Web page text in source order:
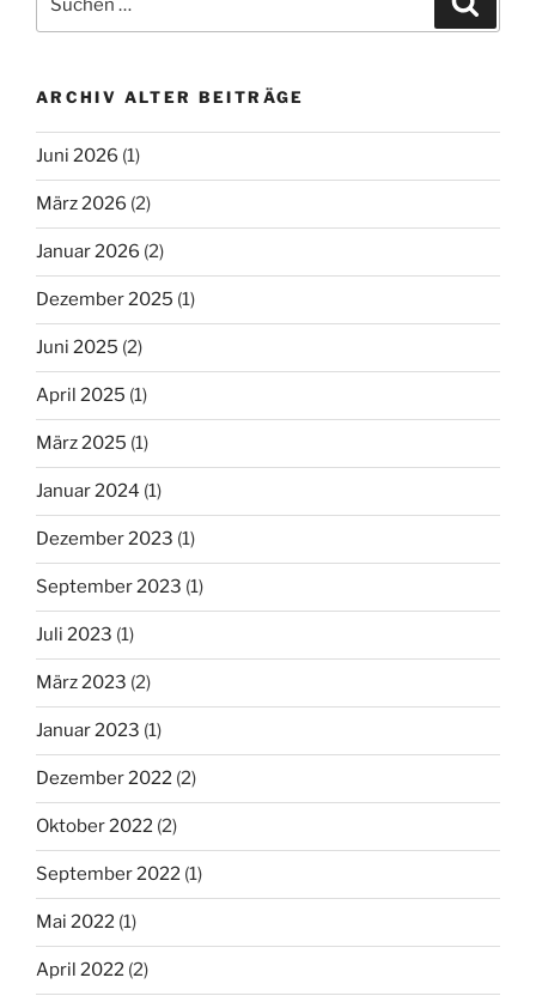
nach:
ARCHIV ALTER BEITRÄGE
Juni 2026 (1)
März 2026 (2)
Januar 2026 (2)
Dezember 2025 (1)
Juni 2025 (2)
April 2025 (1)
März 2025 (1)
Januar 2024 (1)
Dezember 2023 (1)
September 2023 (1)
Juli 2023 (1)
März 2023 (2)
Januar 2023 (1)
Dezember 2022 (2)
Oktober 2022 (2)
September 2022 (1)
Mai 2022 (1)
April 2022 (2)